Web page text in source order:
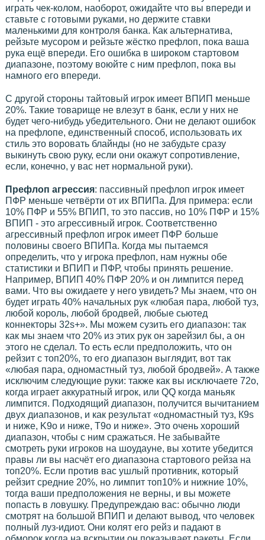
играть чек-колом, наоборот, ожидайте что вы впереди и
ставьте с готовыми руками, но держите ставки
маленькими для контроля банка. Как альтернатива,
рейзьте мусором и рейзьте жёстко префлоп, пока ваша
рука ещё впереди. Его ошибка в широком стартовом
диапазоне, поэтому воюйте с ним префлоп, пока вы
намного его впереди.
С другой стороны тайтовый игрок имеет ВПИП меньше
20%. Такие товарище не влезут в банк, если у них не
будет чего-нибудь убедительного. Они не делают ошибок
на префлопе, единственный способ, использовать их
стиль это воровать блайнды (но не забудьте сразу
выкинуть свою руку, если они окажут сопротивление,
если, конечно, у вас нет нормальной руки).
Префлоп агрессия: пассивный префлоп игрок имеет
ПФР меньше четвёрти от их ВПИПа. Для примера: если
10% ПФР и 55% ВПИП, то это пассив, но 10% ПФР и 15%
ВПИП - это агрессивный игрок. Соответственно
агрессивный префлоп игрок имеет ПФР больше
половины своего ВПИПа. Когда мы пытаемся
определить, что у игрока префлоп, нам нужны обе
статистики и ВПИП и ПФР, чтобы принять решение.
Например, ВПИП 40% ПФР 20% и он лимпится перед
вами. Что вы ожидаете у него увидеть? Мы знаем, что он
будет играть 40% начальных рук «любая пара, любой туз,
любой король, любой бродвей, любые сьютед
коннекторы 32s+». Мы можем сузить его диапазон: так
как мы знаем что 20% из этих рук он зарейзил бы, а он
этого не сделал. То есть если предположить, что он
рейзит с топ20%, то его диапазон выглядит, вот так
«любая пара, одномастный туз, любой бродвей». А также
исключим следующие руки: также как вы исключаете 72о,
когда играет аккуратный игрок, или QQ когда маньяк
лимпится. Подходящий диапазон, получится вычитанием
двух диапазонов, и как результат «одномастный туз, К9s
и ниже, K9о и ниже, Т9о и ниже». Это очень хороший
диапазон, чтобы с ним сражаться. Не забывайте
смотреть руки игроков на шоудауне, вы хотите убедится
правы ли вы насчёт его диапазона стартового рейза на
топ20%. Если против вас ушлый противник, который
рейзит средние 20%, но лимпит топ10% и нижние 10%,
тогда ваши предположения не верны, и вы можете
попасть в ловушку. Предупреждаю вас: обычно люди
смотрят на большой ВПИП и делают вывод, что человек
полный луз-идиот. Они колят его рейз и падают в